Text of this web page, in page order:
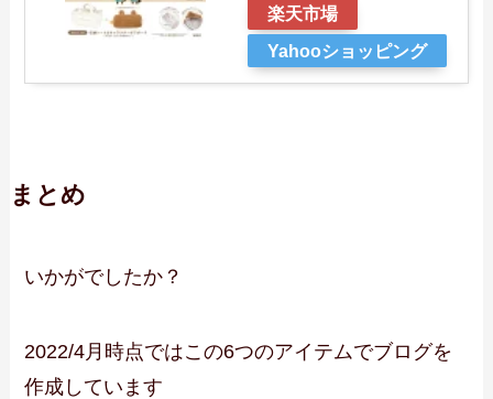
楽天市場
Yahooショッピング
まとめ
いかがでしたか？
2022/4月時点ではこの6つのアイテムでブログを
作成しています